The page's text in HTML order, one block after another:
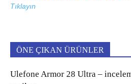
Tıklayın
ÖNE ÇIKAN ÜRÜNLER
Ulefone Armor 28 Ultra –